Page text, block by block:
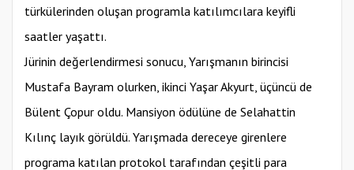
türkülerinden oluşan programla katılımcılara keyifli
saatler yaşattı.
Jürinin değerlendirmesi sonucu, Yarışmanın birincisi
Mustafa Bayram olurken, ikinci Yaşar Akyurt, üçüncü de
Bülent Çopur oldu. Mansiyon ödülüne de Selahattin
Kılınç layık görüldü. Yarışmada dereceye girenlere
programa katılan protokol tarafından çeşitli para